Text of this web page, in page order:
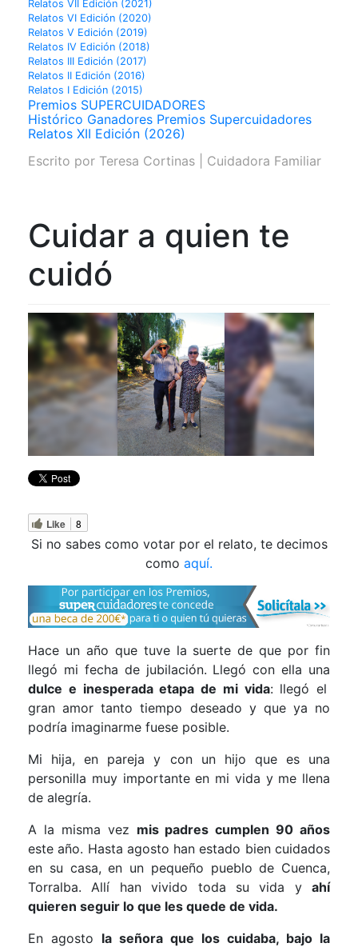
Relatos VII Edición (2021)
Relatos VI Edición (2020)
Relatos V Edición (2019)
Relatos IV Edición (2018)
Relatos III Edición (2017)
Relatos II Edición (2016)
Relatos I Edición (2015)
Premios SUPERCUIDADORES
Histórico Ganadores Premios Supercuidadores
Relatos XII Edición (2026)
Escrito por Teresa Cortinas | Cuidadora Familiar
Cuidar a quien te
cuidó
Like 8
Si no sabes como votar por el relato, te decimos
como aquí.
Hace un año que tuve la suerte de que por fin
llegó mi fecha de jubilación. Llegó con ella una
dulce e inesperada etapa de mi vida: llegó el
gran amor tanto tiempo deseado y que ya no
podría imaginarme fuese posible.
Mi hija, en pareja y con un hijo que es una
personilla muy importante en mi vida y me llena
de alegría.
A la misma vez mis padres cumplen 90 años
este año. Hasta agosto han estado bien cuidados
en su casa, en un pequeño pueblo de Cuenca,
Torralba. Allí han vivido toda su vida y ahí
quieren seguir lo que les quede de vida.
En agosto la señora que los cuidaba, bajo la